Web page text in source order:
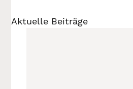
Aktuelle Beiträge